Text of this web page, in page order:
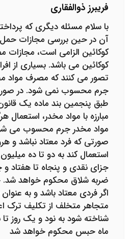
فریبرز ذوالفقاری
با سلام مسئله دیگری که
آن در حین بررسی مجازات حمل
کوکائین الزامی است، مجازات
کوکائین می باشد. بسیاری از
تصور می کنند که مصرف مواد
جرم محسوب نمی شود. در
طبق پنجمین بند ماده یک
مبارزه با مواد مخدر، استعمال
مواد مخدر جرم محسوب می
صورتی که فرد معتاد نباشد و
استعمال کند به دو تا ده
جزای نقدی و پنجاه تا هفتاد و
ضربه شلاق محکوم خواهد شد.
اگر فردی معتاد باشد و به
متجاهر متخلف از تکلیف ترک
شناخته شود به نود و یک روز
ماه حبس محکوم خواهد شد